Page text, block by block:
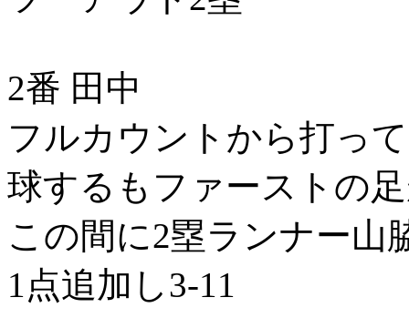
2番 田中
フルカウントから打っ
球するもファーストの
この間に2塁ランナー山
1点追加し3-11